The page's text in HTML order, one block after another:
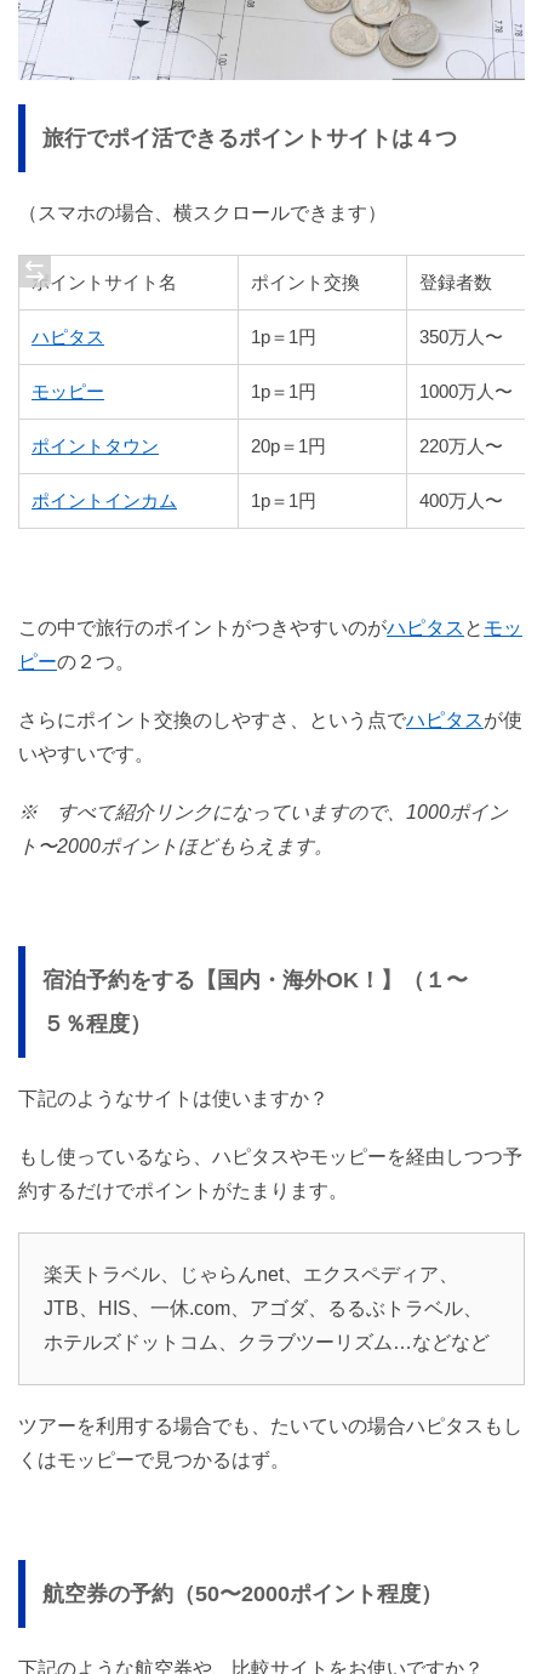
旅行でポイ活できるポイントサイトは４つ
（スマホの場合、横スクロールできます）
ポイントサイト名 ポイント交換 登録者数
ハピタス 1p＝1円 350万人〜
モッピー 1p＝1円 1000万人〜
ポイントタウン 20p＝1円 220万人〜
ポイントインカム 1p＝1円 400万人〜
この中で旅行のポイントがつきやすいのがハピタス と モッ
ピーの２つ。
さらにポイント交換のしやすさ、という点でハピタスが使
いやすいです。
※ すべて紹介リンクになっていますので、1000ポイン
ト〜2000ポイントほどもらえます。
宿泊予約をする【国内・海外OK！】（１〜
５％程度）
下記のようなサイトは使いますか？
もし使っているなら、ハピタスやモッピーを経由しつつ予
約するだけでポイントがたまります。
楽天トラベル、じゃらんnet、エクスペディア、
JTB、HIS、一休.com、アゴダ、るるぶトラベル、
ホテルズドットコム、クラブツーリズム…などなど
ツアーを利用する場合でも、たいていの場合ハピタスもし
くはモッピーで見つかるはず。
航空券の予約（50〜2000ポイント程度）
下記のような航空券や、比較サイトをお使いですか？